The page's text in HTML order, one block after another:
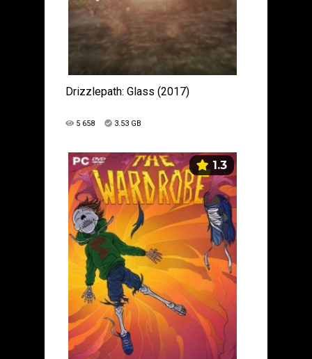
Drizzlepath: Glass (2017)
5 658 3.53 GB
1.3